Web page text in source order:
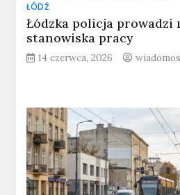
ŁÓDŹ
Łódzka policja prowadzi
stanowiska pracy
14 czerwca, 2026